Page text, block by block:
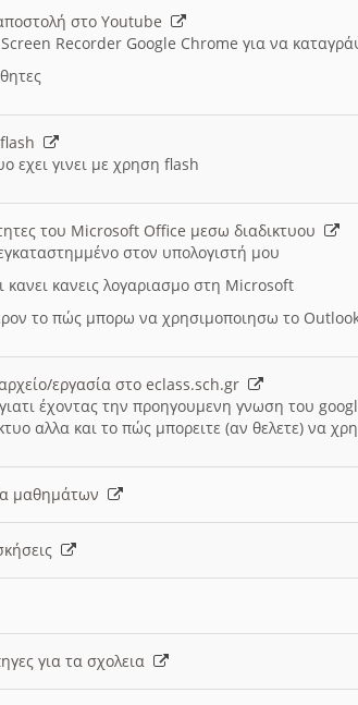
αποστολή στο Youtube
Screen Recorder Google Chrome για να
flash
εχει γινει με χρηση flash
του Microsoft Office μεσω διαδικτυου
στον υπολογιστή μου
κανει κανεις λογαριασμο στη Microsoft
το πώς μπορω να χρησιμοποιησω το
εργασία στο eclass.sch.gr
έχοντας την προηγουμενη γνωση του
αλλα και το πώς μπορειτε (αν θελετε) να
μαθημάτων
για τα σχολεια